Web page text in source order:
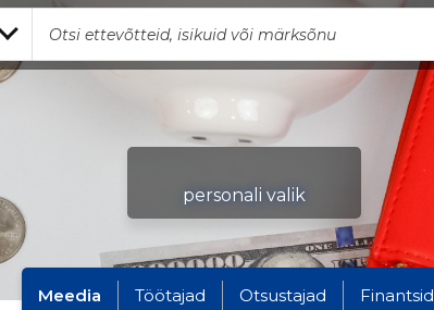
personali valik
Meedia Töötajad Otsustajad Finantsid